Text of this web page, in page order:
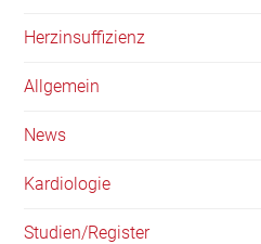
Herzinsuffizienz
Allgemein
News
Kardiologie
Studien/Register